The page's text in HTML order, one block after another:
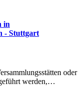
in
- Stuttgart
oder
werden,…